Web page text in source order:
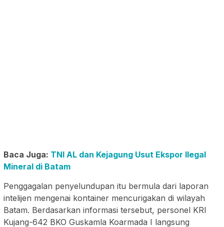
Baca Juga: TNI AL dan Kejagung Usut Ekspor Ilegal
Mineral di Batam
Penggagalan penyelundupan itu bermula dari laporan
intelijen mengenai kontainer mencurigakan di wilayah
Batam. Berdasarkan informasi tersebut, personel KRI
Kujang-642 BKO Guskamla Koarmada I langsung